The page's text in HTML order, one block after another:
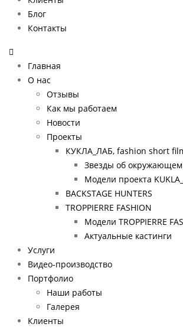
Блог
Контакты
Главная
О нас
Отзывы
Как мы работаем
Новости
Проекты
КУКЛА_ЛАБ, fashion short
Звезды об
Модели проекта
BACKSTAGE HUNTERS
TROPPIERRE FASHION
Модели TROPPIERRE
Актуальные кастинги
Услуги
Видео-производство
Портфолио
Наши работы
Галерея
Клиенты